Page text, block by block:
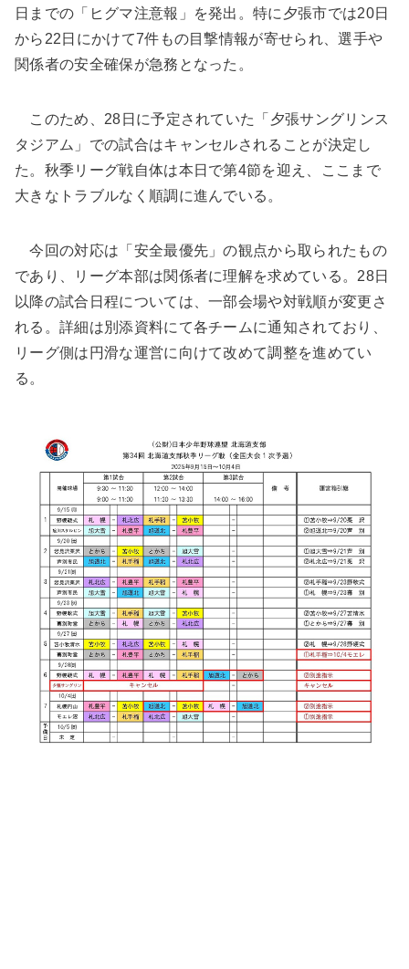
日までの「ヒグマ注意報」を発出。特に夕張市では20日
から22日にかけて7件もの目撃情報が寄せられ、選手や
関係者の安全確保が急務となった。
このため、28日に予定されていた「夕張サングリンス
タジアム」での試合はキャンセルされることが決定し
た。秋季リーグ戦自体は本日で第4節を迎え、ここまで
大きなトラブルなく順調に進んでいる。
今回の対応は「安全最優先」の観点から取られたもの
であり、リーグ本部は関係者に理解を求めている。28日
以降の試合日程については、一部会場や対戦順が変更さ
れる。詳細は別添資料にて各チームに通知されており、
リーグ側は円滑な運営に向けて改めて調整を進めてい
る。